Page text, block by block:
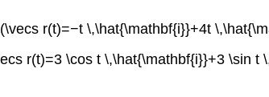
r(t)=−t \,\hat{\mathbf{i}}+4t
r(t)=3 \cos t \,\hat{\mathbf{i}}+3 \sin t